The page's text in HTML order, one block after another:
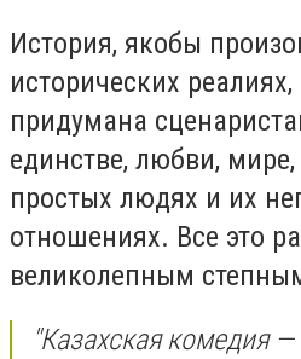
История, якобы
исторических
придумана
единстве, любви,
простых людях и их
отношениях. Все это
великолепным
"Казахская комедия